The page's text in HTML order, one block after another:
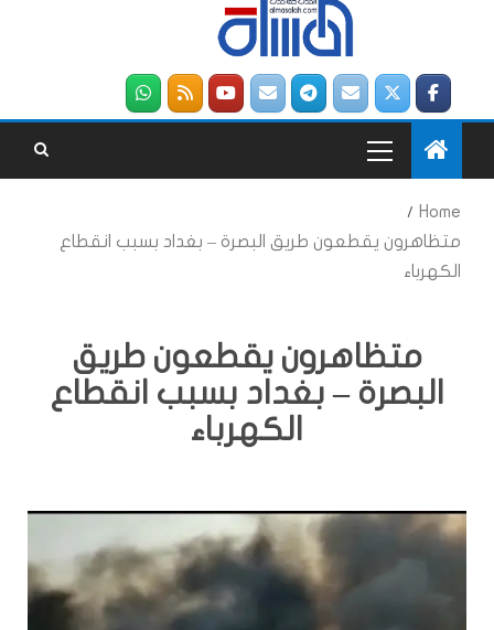
Home
متظاهرون يقطعون طريق البصرة – بغداد بسبب انقطاع
الكهرباء
متظاهرون يقطعون طريق
البصرة – بغداد بسبب انقطاع
الكهرباء